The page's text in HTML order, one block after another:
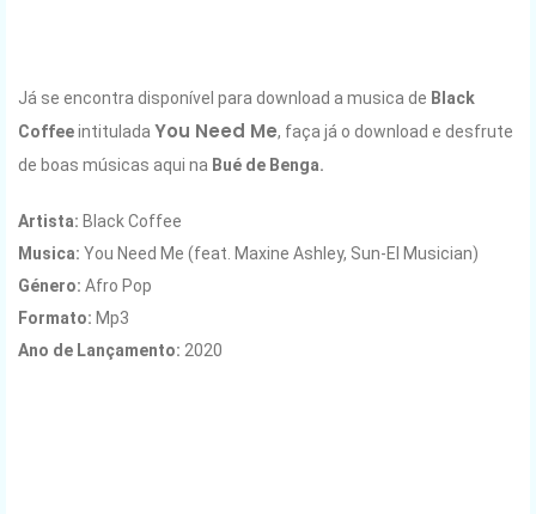
Já se encontra disponível para download a musica de Black
Coffeeintitulada You Need Me, faça já o download e desfrute
de boas músicas aqui na Bué de Benga.
Artista: Black Coffee
Musica: You Need Me (feat. Maxine Ashley, Sun-El Musician)
Género: Afro Pop
Formato: Mp3
Ano de Lançamento: 2020